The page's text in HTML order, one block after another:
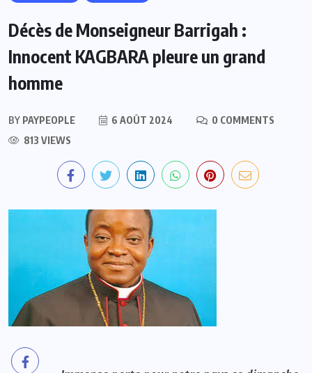
Décès de Monseigneur Barrigah :
Innocent KAGBARA pleure un grand
homme
BY PAYPEOPLE 6 AOÛT 2024
0 COMMENTS
813 VIEWS